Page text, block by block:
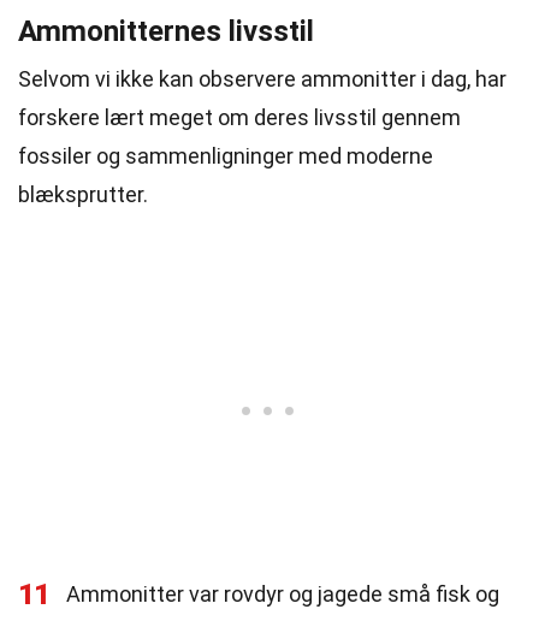
Ammonitternes livsstil
Selvom vi ikke kan observere ammonitter i dag, har
forskere lært meget om deres livsstil gennem
fossiler og sammenligninger med moderne
blæksprutter.
11
Ammonitter var rovdyr og jagede små fisk og